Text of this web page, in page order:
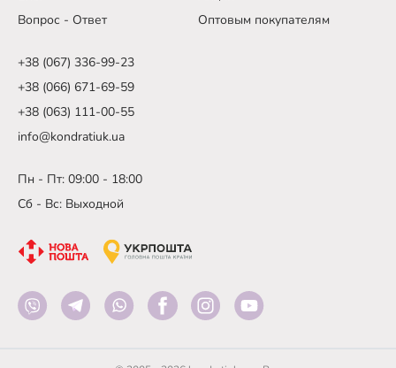
Вопрос - Ответ
Оптовым покупателям
+38 (067) 336-99-23
+38 (066) 671-69-59
+38 (063) 111-00-55
info@kondratiuk.ua
Пн - Пт: 09:00 - 18:00
Сб - Вс: Выходной